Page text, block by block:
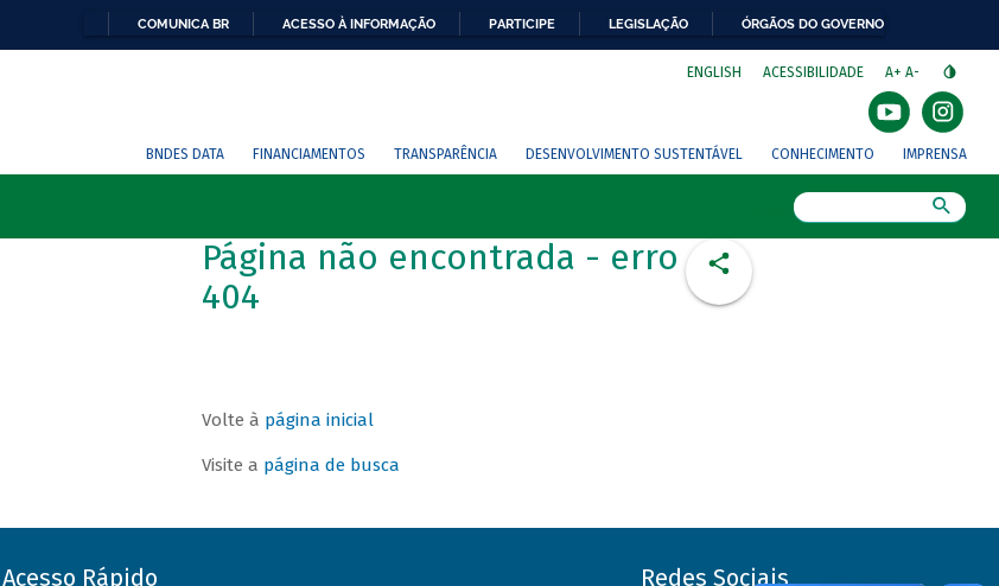
COMUNICA BR ACESSO À INFORMAÇÃO PARTICIPE LEGISLAÇÃO ÓRGÃOS DO GOVERNO
ENGLISH ACESSIBILIDADE A+ A-
BNDES DATA FINANCIAMENTOS TRANSPARÊNCIA DESENVOLVIMENTO SUSTENTÁVEL CONHECIMENTO IMPRENSA
Página não encontrada - erro
404
Volte à página inicial
Visite a página de busca
Acesso Rápido Redes Sociais